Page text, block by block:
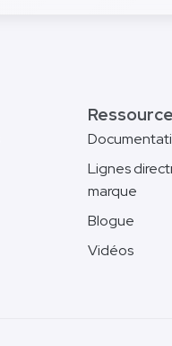
Lignes
marque
Blogue
Vidéos